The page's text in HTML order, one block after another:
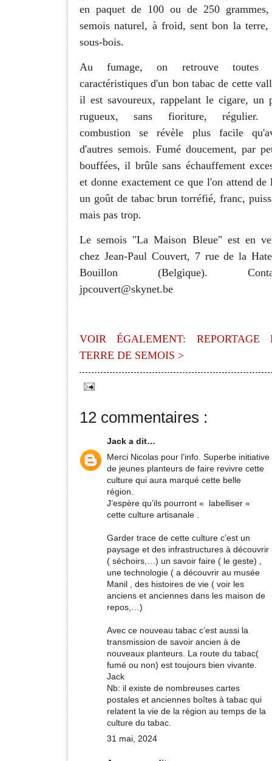
en paquet de 100 ou de 250
semois naturel, à froid, sent bon la terre,
sous-bois.
Au fumage, on retrouve toutes
caractéristiques d'un bon tabac de cette
il est savoureux, rappelant le cigare, un
rugueux, sans fioriture, régulier.
combustion se révèle plus facile
d'autres semois. Fumé doucement, par
bouffées, il brûle sans échauffement
et donne exactement ce que l'on attend de
un goût de tabac brun torréfié, franc,
mais pas trop.
Le semois "La Maison Bleue" est en
chez Jean-Paul Couvert, 7 rue de la
Bouillon (Belgique).
jpcouvert@skynet.be
VOIR ÉGALEMENT: REPORTAGE
TERRE DE SEMOIS >
12 commentaires :
Jack a dit…
Merci Nicolas pour l’info. Superbe initiative
de jeunes planteurs de faire revivre cette
culture qui aura marqué cette belle
région.
J’espère qu’ils pourront « labelliser «
cette culture artisanale .
Garder trace de cette culture c’est un
paysage et des infrastructures à découvrir
( séchoirs,…) un savoir faire ( le geste) ,
une technologie ( a découvrir au musée
Manil , des histoires de vie ( voir les
anciens et anciennes dans les maison de
repos,…)
Avec ce nouveau tabac c’est aussi la
transmission de savoir ancien à de
nouveaux planteurs. La route du tabac(
fumé ou non) est toujours bien vivante.
Jack
Nb: il existe de nombreuses cartes
postales et anciennes boîtes à tabac qui
relatent la vie de la région au temps de la
culture du tabac.
31 mai, 2024